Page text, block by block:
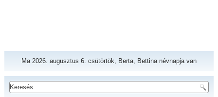
Ma 2026. augusztus 6. csütörtök, Berta, Bettina névnapja van